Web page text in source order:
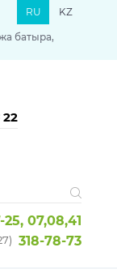
батыра,
RU KZ
07,08,41
318-78-73